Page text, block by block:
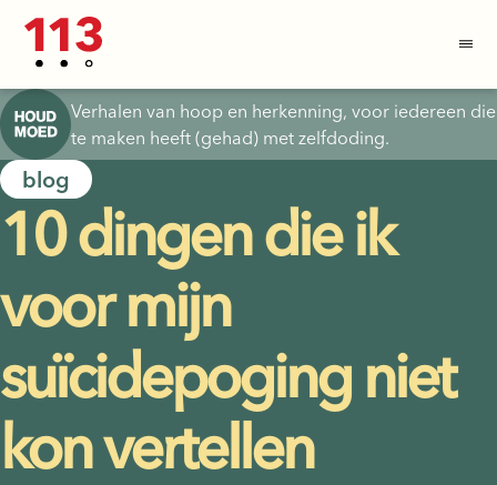
Verhalen van hoop en herkenning, voor iedereen die
te maken heeft (gehad) met zelfdoding.
blog
10 dingen die ik
voor mijn
suïcidepoging niet
kon vertellen